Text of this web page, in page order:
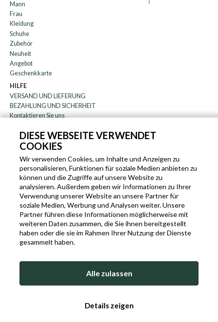
DIESE WEBSEITE VERWENDET
COOKIES
Wir verwenden Cookies, um Inhalte und Anzeigen zu
personalisieren, Funktionen für soziale Medien anbieten zu
können und die Zugriffe auf unsere Website zu
analysieren. Außerdem geben wir Informationen zu Ihrer
Verwendung unserer Website an unsere Partner für
soziale Medien, Werbung und Analysen weiter. Unsere
Partner führen diese Informationen möglicherweise mit
weiteren Daten zusammen, die Sie ihnen bereitgestellt
haben oder die sie im Rahmen Ihrer Nutzung der Dienste
gesammelt haben.
Alle zulassen
Details zeigen
Mann
Frau
Kleidung
Schuhe
Zubehör
Neuheit
Angebot
Geschenkkarte
HILFE
VERSAND UND LIEFERUNG
BEZAHLUNG UND SICHERHEIT
Kontaktieren Sie uns
DAS UNTERNEHMEN
Rundschreiben
über uns
Blog
Partnerprogramm
EN IT FR DE
COOKIE POLICY